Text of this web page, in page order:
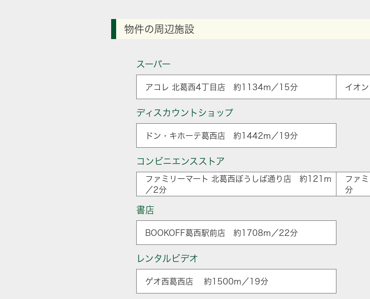
物件の周辺施設
スーパー
アコレ 北葛西4丁目店 約1134m／15分 イオ
ディスカウントショップ
ドン・キホーテ葛西店 約1442m／19分
コンビニエンスストア
ファミリーマート 北葛西ぼうしば通り店 約121m
／2分
ファ
分
書店
BOOKOFF葛西駅前店 約1708m／22分
レンタルビデオ
ゲオ西葛西店 約1500m／19分